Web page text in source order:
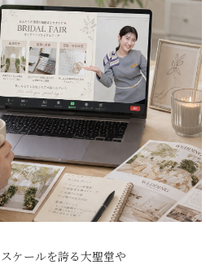
ケールを誇る大聖堂や